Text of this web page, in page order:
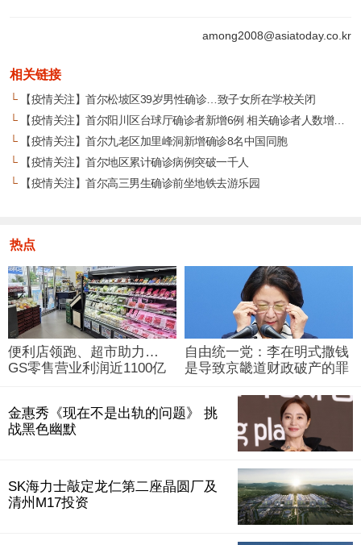
among2008@asiatoday.co.kr
相关链接
└【疫情关注】首尔松坡区39岁男性确诊…致子女所在学校关闭
└【疫情关注】首尔阳川区台球厅确诊者新增6例 相关确诊者人数增至51名
└【疫情关注】首尔九老区加里峰洞新增确诊8名中国同胞
└【疫情关注】首尔地区累计确诊病例突破一千人
└【疫情关注】首尔高三男生确诊前坐地铁去游乐园
热点
便利店领跑、超市助力…
GS零售营业利润近1100亿
自由统一党：李在明式撒钱
是导致京畿道财政破产的罪
金惠秀《现在不是出轨的问题》 挑
战黑色幽默
SK海力士敲定龙仁第二座晶圆厂及
清州M17投资